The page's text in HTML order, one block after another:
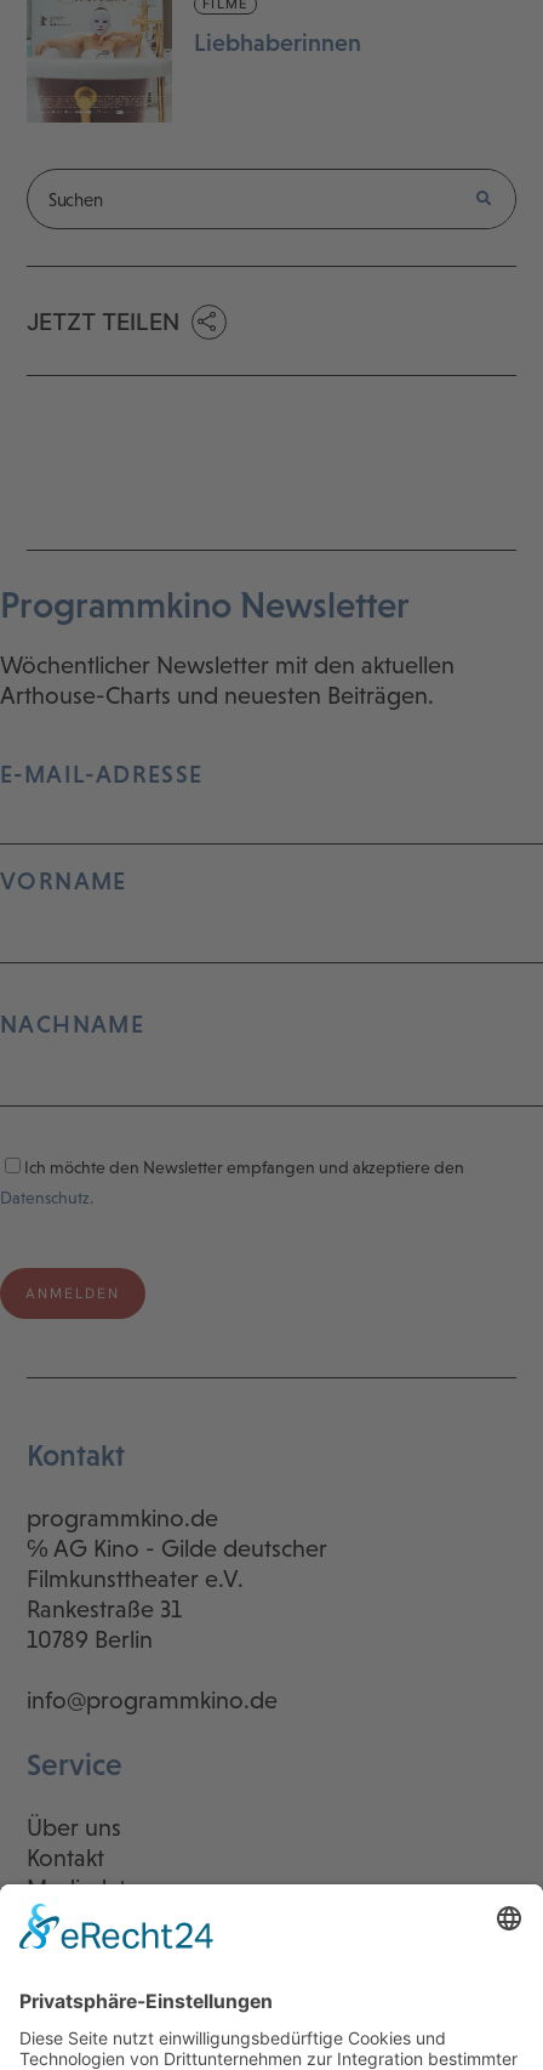
Liebhaberinnen
JETZT TEILEN
Programmkino Newsletter
Wöchentlicher Newsletter mit den aktuellen
Arthouse-Charts und neuesten Beiträgen.
E-MAIL-ADRESSE
VORNAME
NACHNAME
Ich möchte den Newsletter empfangen und akzeptiere den
Datenschutz.
Kontakt
programmkino.de
℅ AG Kino - Gilde deutscher
Filmkunsttheater e.V.
Rankestraße 31
10789 Berlin
info@programmkino.de
Service
Über uns
Kontakt
Mediadaten
Newsletter
LogIn
Legal